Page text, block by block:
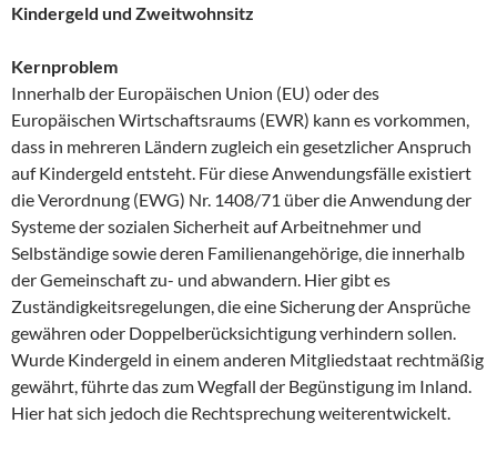
Kindergeld und Zweitwohnsitz
Kernproblem
Innerhalb der Europäischen Union (EU) oder des
Europäischen Wirtschaftsraums (EWR) kann es vorkommen,
dass in mehreren Ländern zugleich ein gesetzlicher Anspruch
auf Kindergeld entsteht. Für diese Anwendungsfälle existiert
die Verordnung (EWG) Nr. 1408/71 über die Anwendung der
Systeme der sozialen Sicherheit auf Arbeitnehmer und
Selbständige sowie deren Familienangehörige, die innerhalb
der Gemeinschaft zu- und abwandern. Hier gibt es
Zuständigkeitsregelungen, die eine Sicherung der Ansprüche
gewähren oder Doppelberücksichtigung verhindern sollen.
Wurde Kindergeld in einem anderen Mitgliedstaat rechtmäßig
gewährt, führte das zum Wegfall der Begünstigung im Inland.
Hier hat sich jedoch die Rechtsprechung weiterentwickelt.